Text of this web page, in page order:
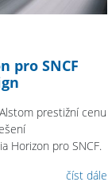
pro SNCF
prestižní cenu
Horizon pro SNCF.
číst dále